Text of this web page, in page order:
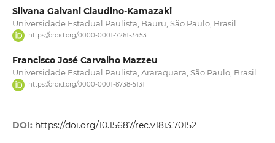
Silvana Galvani Claudino-Kamazaki
Universidade Estadual Paulista, Bauru, São Paulo, Brasil.
https://orcid.org/0000-0001-7261-3453
Francisco José Carvalho Mazzeu
Universidade Estadual Paulista, Araraquara, São Paulo, Brasil.
https://orcid.org/0000-0001-8738-5131
DOI: https://doi.org/10.15687/rec.v18i3.70152